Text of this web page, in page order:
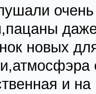
новых
и на